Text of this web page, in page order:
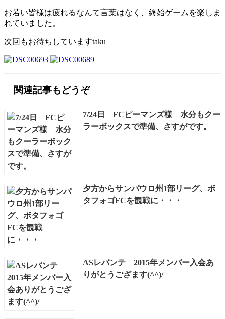
お若い皆様は疲れるなんて言葉はなく、終始ゲームを楽しま
れていました。
次回もお待ちしていますtaku
関連記事もどうぞ
7/24日 FCピーマンズ様 水分もクー
ラーボックスで準備、さすがです。
夕方からサンパウロ州1部リーグ、ボ
タフォゴFCを観戦に・・・
ASレバンテ 2015年メンバー入会あ
りがとうござます(^^)/